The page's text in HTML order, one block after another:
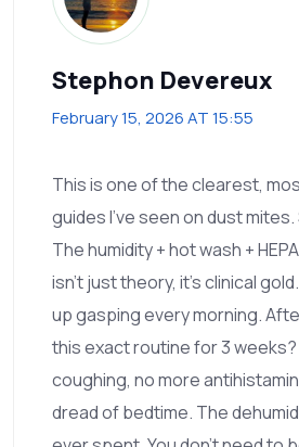
Stephon Devereux
February 15, 2026 AT 15:55
This is one of the clearest,
guides I've seen on dust
The humidity + hot wash +
isn't just theory, it's clinical
up gasping every morning.
this exact routine for 3 weeks?
coughing, no more
dread of bedtime. The